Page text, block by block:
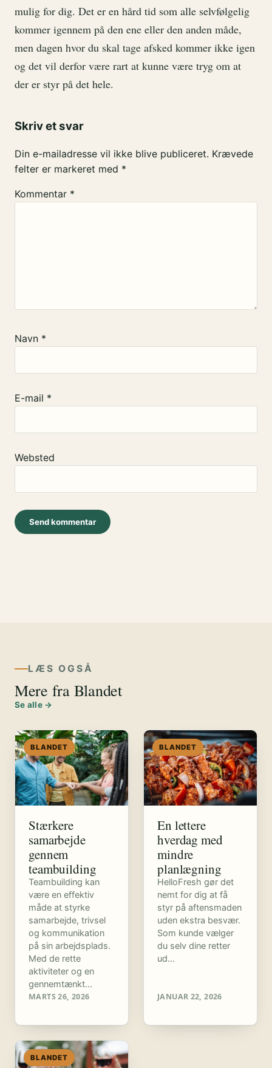
mulig for dig. Det er en hård tid som alle selvfølgelig
kommer igennem på den ene eller den anden måde,
men dagen hvor du skal tage afsked kommer ikke igen
og det vil derfor være rart at kunne være tryg om at
der er styr på det hele.
Skriv et svar
Din e-mailadresse vil ikke blive publiceret. Krævede
felter er markeret med *
Kommentar *
Navn *
E-mail *
Websted
LÆS OGSÅ
Mere fra Blandet
Se alle →
BLANDET
Stærkere
samarbejde
gennem
teambuilding
Teambuilding kan
være en effektiv
måde at styrke
samarbejde, trivsel
og kommunikation
på sin arbejdsplads.
Med de rette
aktiviteter og en
gennemtænkt…
MARTS 26, 2026
BLANDET
En lettere
hverdag med
mindre
planlægning
HelloFresh gør det
nemt for dig at få
styr på aftensmaden
uden ekstra besvær.
Som kunde vælger
du selv dine retter
ud…
JANUAR 22, 2026
BLANDET